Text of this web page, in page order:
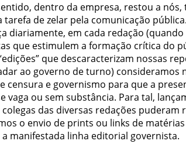
dentro da empresa, restou a nós,
tarefa de zelar pela comunicação
diariamente, em cada redação
que estimulem a formação crítica do
que descaracterizam nossas
ao governo de turno) consideramos
censura e governismo para que a
vaga ou sem substância. Para tal,
das diversas redações puderam
o envio de prints ou links de
manifestada linha editorial governista.